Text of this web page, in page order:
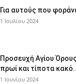
Για αυτούς που
1 Ιουλίου 2024
Προσευχή Αγίου
πρωί και τίποτα
1 Ιουνίου 2024